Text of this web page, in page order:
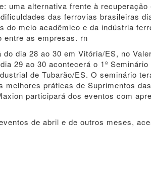
uma alternativa frente à
das ferrovias brasileiras
do meio acadêmico e da indústria
entre as empresas. rn
do dia 28 ao 30 em Vitória/ES, no
29 ao 30 acontecerá o 1º
de Tubarão/ES. O seminário
melhores práticas de Suprimentos
participará dos eventos com
de abril e de outros meses,